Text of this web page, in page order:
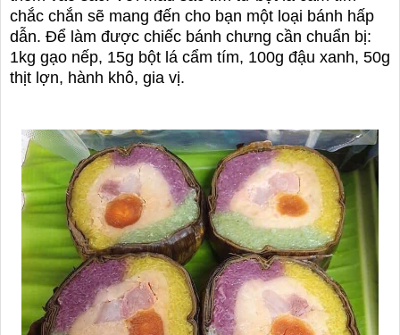
chắc chắn sẽ mang đến cho bạn một loại bánh hấp
dẫn. Để làm được chiếc bánh chưng cần chuẩn bị:
1kg gạo nếp, 15g bột lá cẩm tím, 100g đậu xanh, 50g
thịt lợn, hành khô, gia vị.